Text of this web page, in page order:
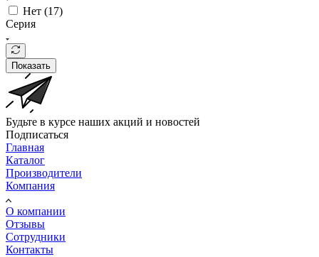
Нет (17)
Серия
Показать
Будьте в курсе наших акций и новостей
Подписаться
Главная
Каталог
Производители
Компания
О компании
Отзывы
Сотрудники
Контакты